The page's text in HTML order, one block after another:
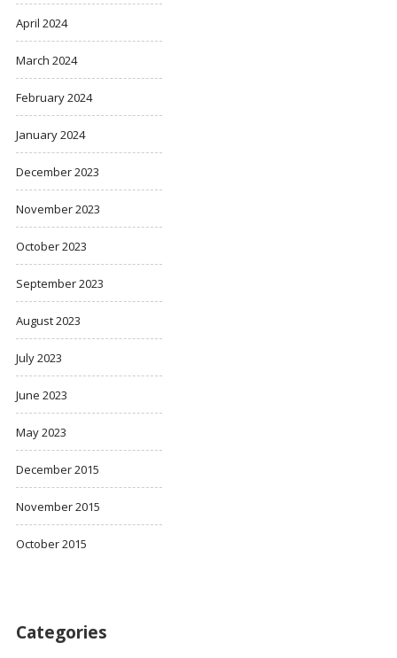
April 2024
March 2024
February 2024
January 2024
December 2023
November 2023
October 2023
September 2023
August 2023
July 2023
June 2023
May 2023
December 2015
November 2015
October 2015
Categories